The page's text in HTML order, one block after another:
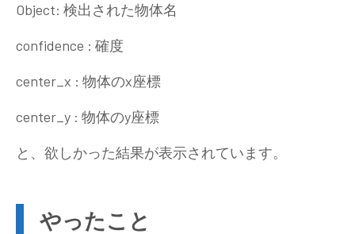
Object: 検出された物体名
confidence : 確度
center_x : 物体のx座標
center_y : 物体のy座標
と、欲しかった結果が表示されています。
やったこと